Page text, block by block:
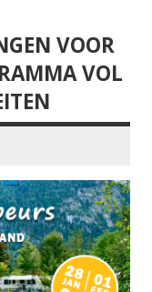
VOOR
VOL